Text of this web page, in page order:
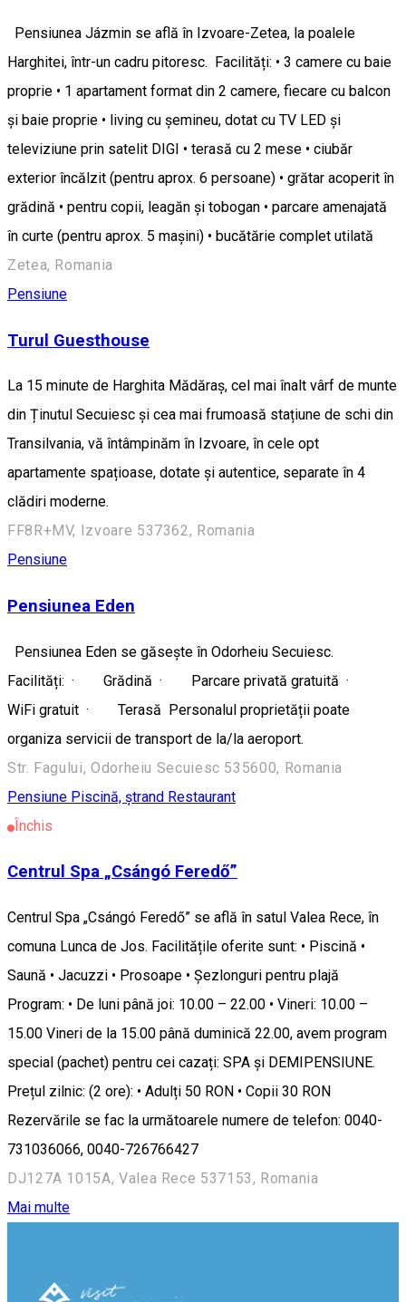
Pensiunea Jázmin se află în Izvoare-Zetea, la poalele
Harghitei, într-un cadru pitoresc. Facilități: • 3 camere cu baie
proprie • 1 apartament format din 2 camere, fiecare cu balcon
și baie proprie • living cu șemineu, dotat cu TV LED și
televiziune prin satelit DIGI • terasă cu 2 mese • ciubăr
exterior încălzit (pentru aprox. 6 persoane) • grătar acoperit în
grădină • pentru copii, leagăn și tobogan • parcare amenajată
în curte (pentru aprox. 5 mașini) • bucătărie complet utilată
Zetea, Romania
Pensiune
Turul Guesthouse
La 15 minute de Harghita Mădăraș, cel mai înalt vârf de munte
din Ținutul Secuiesc și cea mai frumoasă stațiune de schi din
Transilvania, vă întâmpinăm în Izvoare, în cele opt
apartamente spațioase, dotate și autentice, separate în 4
clădiri moderne.
FF8R+MV, Izvoare 537362, Romania
Pensiune
Pensiunea Eden
Pensiunea Eden se găsește în Odorheiu Secuiesc.
Facilități: · Grădină · Parcare privată gratuită ·
WiFi gratuit · Terasă Personalul proprietății poate
organiza servicii de transport de la/la aeroport.
Str. Fagului, Odorheiu Secuiesc 535600, Romania
Pensiune Piscină, ștrand Restaurant
Închis
Centrul Spa „Csángó Feredő”
Centrul Spa „Csángó Feredő” se află în satul Valea Rece, în
comuna Lunca de Jos. Facilitățile oferite sunt: • Piscină •
Saună • Jacuzzi • Prosoape • Șezlonguri pentru plajă
Program: • De luni până joi: 10.00 – 22.00 • Vineri: 10.00 –
15.00 Vineri de la 15.00 până duminică 22.00, avem program
special (pachet) pentru cei cazați: SPA și DEMIPENSIUNE.
Prețul zilnic: (2 ore): • Adulți 50 RON • Copii 30 RON
Rezervările se fac la următoarele numere de telefon: 0040-
731036066, 0040-726766427
DJ127A 1015A, Valea Rece 537153, Romania
Mai multe